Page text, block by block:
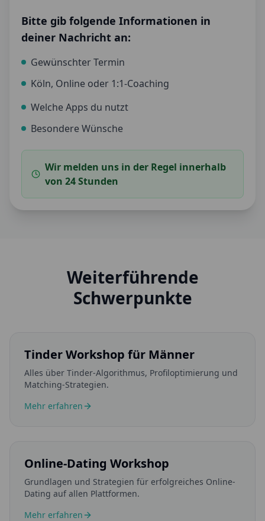
Bitte gib folgende Informationen in
deiner Nachricht an:
Gewünschter Termin
Köln, Online oder 1:1-Coaching
Welche Apps du nutzt
Besondere Wünsche
Wir melden uns in der Regel innerhalb
von 24 Stunden
Weiterführende
Schwerpunkte
Tinder Workshop für Männer
Alles über Tinder-Algorithmus, Profiloptimierung und
Matching-Strategien.
Mehr erfahren
Online-Dating Workshop
Grundlagen und Strategien für erfolgreiches Online-
Dating auf allen Plattformen.
Mehr erfahren